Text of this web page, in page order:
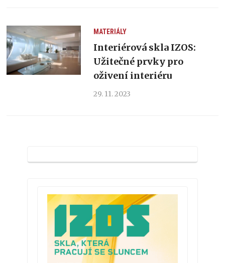
MATERIÁLY
Interiérová skla IZOS:
Užitečné prvky pro
oživení interiéru
29. 11. 2023